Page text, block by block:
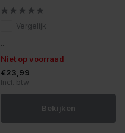
Vergelijk
...
Niet op voorraad
€23,99
Incl. btw
Bekijken